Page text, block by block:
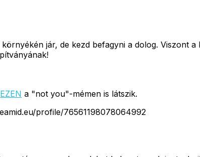
jár, de kezd befagyni a dolog. Viszont
EZEN a "not you"-mémen is látszik.
profile/76561198078064992